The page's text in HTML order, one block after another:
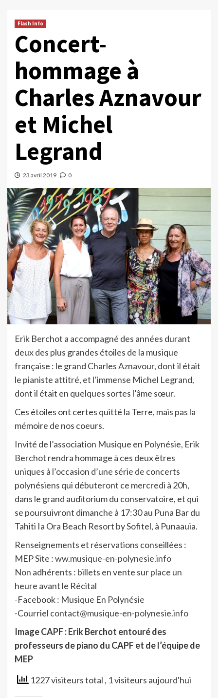
Flash Info
Concert-
hommage à
Charles Aznavour
et Michel
Legrand
23 avril 2019 0
Erik Berchot a accompagné des années durant
deux des plus grandes étoiles de la musique
française : le grand Charles Aznavour, dont il était
le pianiste attitré, et l’immense Michel Legrand,
dont il était en quelques sortes l’âme sœur.
Ces étoiles ont certes quitté la Terre, mais pas la
mémoire de nos coeurs.
Invité de l’association Musique en Polynésie, Erik
Berchot rendra hommage à ces deux êtres
uniques à l’occasion d’une série de concerts
polynésiens qui débuteront ce mercredi à 20h,
dans le grand auditorium du conservatoire, et qui
se poursuivront dimanche à 17:30 au Puna Bar du
Tahiti Ia Ora Beach Resort by Sofitel, à Punaauia.
Renseignements et réservations conseillées :
MEP Site :ww.musique-en-polynesie.info
Non adhérents : billets en vente sur place un
heure avant le Récital
-Facebook : Musique En Polynésie
-Courriel contact@musique-en-polynesie.info
Image CAPF : Erik Berchot entouré des
professeurs de piano du CAPF et de l’équipe de
MEP
1227 visiteurs total , 1 visiteurs aujourd'hui